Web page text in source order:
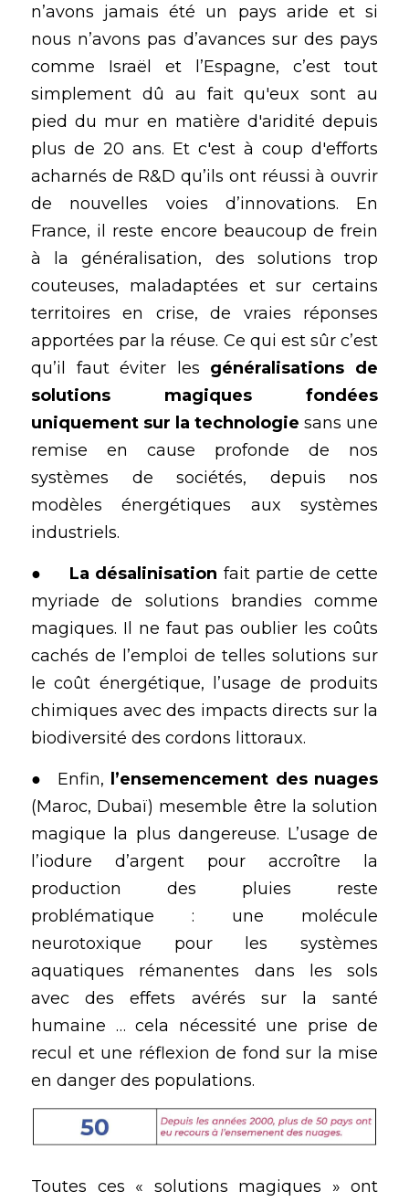
n’avons jamais été un pays aride et si
nous n’avons pas d’avances sur des pays
comme Israël et l’Espagne, c’est tout
simplement dû au fait qu'eux sont au
pied du mur en matière d'aridité depuis
plus de 20 ans. Et c'est à coup d'efforts
acharnés de R&D qu’ils ont réussi à ouvrir
de nouvelles voies d’innovations. En
France, il reste encore beaucoup de frein
à la généralisation, des solutions trop
couteuses, maladaptées et sur certains
territoires en crise, de vraies réponses
apportées par la réuse. Ce qui est sûr c’est
qu’il faut éviter les généralisations de
solutions magiques fondées
uniquement sur la technologie sans une
remise en cause profonde de nos
systèmes de sociétés, depuis nos
modèles énergétiques aux systèmes
industriels.
La désalinisation fait partie de cette
myriade de solutions brandies comme
magiques. Il ne faut pas oublier les coûts
cachés de l’emploi de telles solutions sur
le coût énergétique, l’usage de produits
chimiques avec des impacts directs sur la
biodiversité des cordons littoraux.
●  Enfin,
l’ensemencement des nuages
(Maroc, Dubaï) mesemble être la solution
magique la plus dangereuse. L’usage de
l’iodure d’argent pour accroître la
production des pluies reste
problématique : une molécule
neurotoxique pour les systèmes
aquatiques rémanentes dans les sols
avec des effets avérés sur la santé
humaine … cela nécessité une prise de
recul et une réflexion de fond sur la mise
en danger des populations.
Toutes ces « solutions magiques » ont